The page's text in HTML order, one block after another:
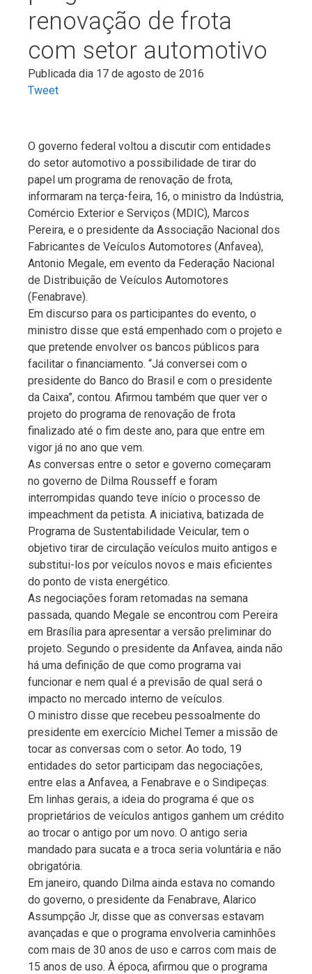
renovação de frota
com setor automotivo
Publicada dia 17 de agosto de 2016
Tweet
O governo federal voltou a discutir com entidades
do setor automotivo a possibilidade de tirar do
papel um programa de renovação de frota,
informaram na terça-feira, 16, o ministro da Indústria,
Comércio Exterior e Serviços (MDIC), Marcos
Pereira, e o presidente da Associação Nacional dos
Fabricantes de Veículos Automotores (Anfavea),
Antonio Megale, em evento da Federação Nacional
de Distribuição de Veículos Automotores
(Fenabrave).
Em discurso para os participantes do evento, o
ministro disse que está empenhado com o projeto e
que pretende envolver os bancos públicos para
facilitar o financiamento. “Já conversei com o
presidente do Banco do Brasil e com o presidente
da Caixa”, contou. Afirmou também que quer ver o
projeto do programa de renovação de frota
finalizado até o fim deste ano, para que entre em
vigor já no ano que vem.
As conversas entre o setor e governo começaram
no governo de Dilma Rousseff e foram
interrompidas quando teve início o processo de
impeachment da petista. A iniciativa, batizada de
Programa de Sustentabilidade Veicular, tem o
objetivo tirar de circulação veículos muito antigos e
substitui-los por veículos novos e mais eficientes
do ponto de vista energético.
As negociações foram retomadas na semana
passada, quando Megale se encontrou com Pereira
em Brasília para apresentar a versão preliminar do
projeto. Segundo o presidente da Anfavea, ainda não
há uma definição de que como programa vai
funcionar e nem qual é a previsão de qual será o
impacto no mercado interno de veículos.
O ministro disse que recebeu pessoalmente do
presidente em exercício Michel Temer a missão de
tocar as conversas com o setor. Ao todo, 19
entidades do setor participam das negociações,
entre elas a Anfavea, a Fenabrave e o Sindipeças.
Em linhas gerais, a ideia do programa é que os
proprietários de veículos antigos ganhem um crédito
ao trocar o antigo por um novo. O antigo seria
mandado para sucata e a troca seria voluntária e não
obrigatória.
Em janeiro, quando Dilma ainda estava no comando
do governo, o presidente da Fenabrave, Alarico
Assumpção Jr, disse que as conversas estavam
avançadas e que o programa envolveria caminhões
com mais de 30 anos de uso e carros com mais de
15 anos de uso. À época, afirmou que o programa